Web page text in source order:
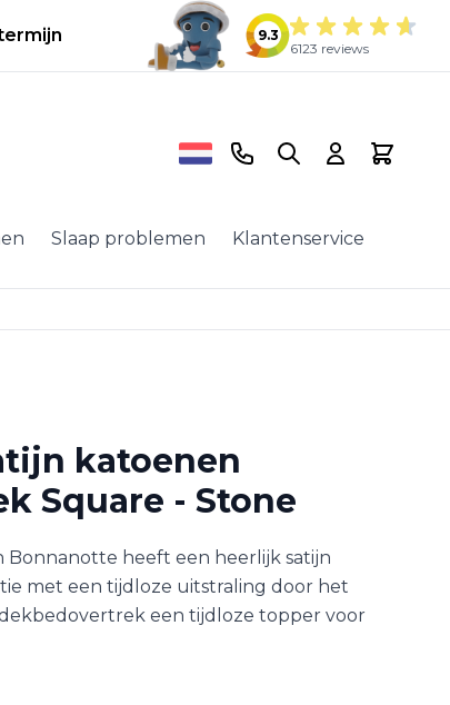
9.3
6123 reviews
Slaap problemen Klantenservice
Telefoonnummer
Search Cart
katoenen
Square - Stone
Bonnanotte heeft een heerlijk satijn
met een tijdloze uitstraling door het
een tijdloze topper voor